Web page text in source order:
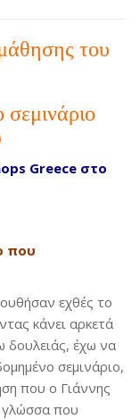
του
σεμινάριο
Greece στο
που
εχθές το
κάνει αρκετά
δουλειάς, έχω να
σεμινάριο,
που ο Γιάννης
γλώσσα που